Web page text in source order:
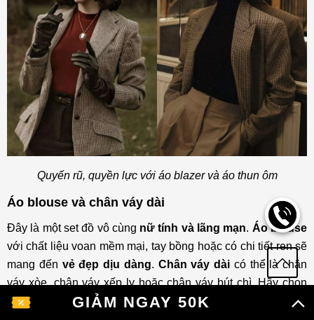
Quyến rũ, quyền lực với áo blazer và áo thun ôm
Áo blouse và chân váy dài
Đây là một set đồ vô cùng nữ tính và lãng mạn. Áo blouse
với chất liệu voan mềm mại, tay bồng hoặc có chi tiết ren sẽ
mang đến vẻ đẹp dịu dàng. Chân váy dài có thể là chân
váy xòe, chân váy xếp ly hoặc chân váy bút chì. Hãy chọn
những
màu sắc pastel nhẹ nhàngnhư hồng phấn, xanh
GIẢM NGAY 50K